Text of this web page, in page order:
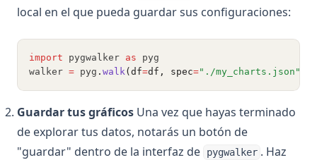
local en el que pueda guardar sus configuraciones:
import pygwalker as pyg
walker = pyg . walk(df=df, spec="./my_charts.json"
Guardar tus gráficos Una vez que hayas terminado
de explorar tus datos, notarás un botón de
"guardar" dentro de la interfaz de
pygwalker . Haz